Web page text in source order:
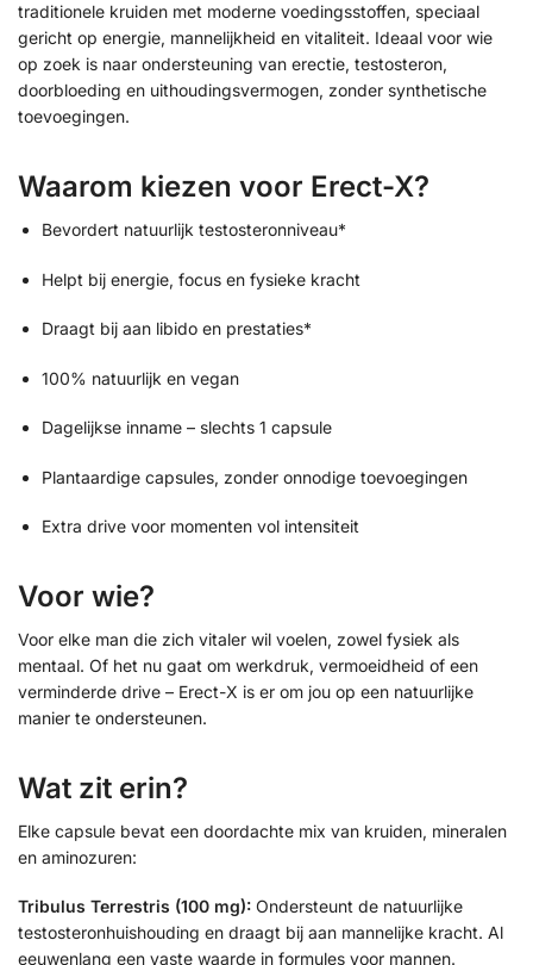
traditionele kruiden met moderne voedingsstoffen, speciaal
gericht op energie, mannelijkheid en vitaliteit. Ideaal voor wie
op zoek is naar ondersteuning van erectie, testosteron,
doorbloeding en uithoudingsvermogen, zonder synthetische
toevoegingen.
Waarom kiezen voor Erect-X?
Bevordert natuurlijk testosteronniveau*
Helpt bij energie, focus en fysieke kracht
Draagt bij aan libido en prestaties*
100% natuurlijk en vegan
Dagelijkse inname – slechts 1 capsule
Plantaardige capsules, zonder onnodige toevoegingen
Extra drive voor momenten vol intensiteit
Voor wie?
Voor elke man die zich vitaler wil voelen, zowel fysiek als
mentaal. Of het nu gaat om werkdruk, vermoeidheid of een
verminderde drive – Erect-X is er om jou op een natuurlijke
manier te ondersteunen.
Wat zit erin?
Elke capsule bevat een doordachte mix van kruiden, mineralen
en aminozuren:
Tribulus Terrestris (100 mg): Ondersteunt de natuurlijke
testosteronhuishouding en draagt bij aan mannelijke kracht. Al
eeuwenlang een vaste waarde in formules voor mannen.